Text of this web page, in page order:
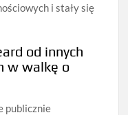
i stały się
od innych
w walkę o
publicznie